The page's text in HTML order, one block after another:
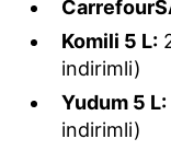
reklam/pazarlama
sınırlı olarak açık
Çerezlere ilişkin
vasıtasıyla
Komili 5 L:
indirimli)
Yudum 5 L:
indirimli)